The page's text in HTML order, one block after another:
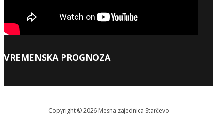
VREMENSKA PROGNOZA
Copyright © 2026 Меsna zajednica Starčevo